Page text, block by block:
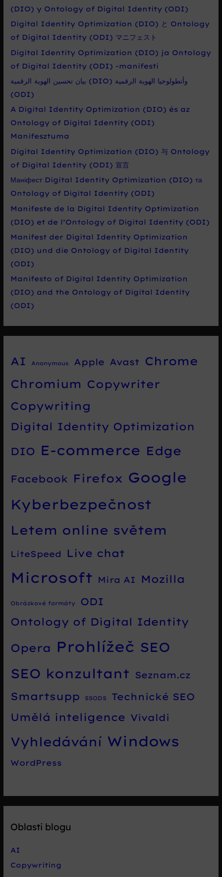
(DIO) y Ontology of Digital Identity (ODI)
Digital Identity Optimization (DIO) と Ontology
of Digital Identity (ODI) マニフェスト
Digital Identity Optimization (DIO) ja Ontology
of Digital Identity (ODI) -manifesti
بيان تحسين الهوية الرقمية (DIO) وأنطولوجيا الهوية الرقمية
(ODI)
A Digital Identity Optimization (DIO) és az
Ontology of Digital Identity (ODI)
Manifesztuma
Digital Identity Optimization (DIO) 与 Ontology
of Digital Identity (ODI) 宣言
Маніфест Digital Identity Optimization (DIO) та
Ontology of Digital Identity (ODI)
Manifeste de la Digital Identity Optimization
(DIO) et de l’Ontology of Digital Identity (ODI)
Manifest der Digital Identity Optimization
(DIO) und die Ontology of Digital Identity
(ODI)
Manifesto of Digital Identity Optimization
(DIO) and the Ontology of Digital Identity
(ODI)
AI Anonymous Apple Avast
Chrome
Chromium Copywriter
Copywriting
Digital Identity Optimization
DIO E-commerce Edge
Facebook Firefox Google
Kyberbezpečnost
Letem online světem
LiteSpeed Live chat
Microsoft Mira AI Mozilla
Obrázkové formáty ODI
Ontology of Digital Identity
Opera Prohlížeč SEO
SEO konzultant Seznam.cz
Smartsupp SSODS Technické SEO
Umělá inteligence Vivaldi
Vyhledávání Windows
WordPress
Oblasti blogu
AI
Copywriting